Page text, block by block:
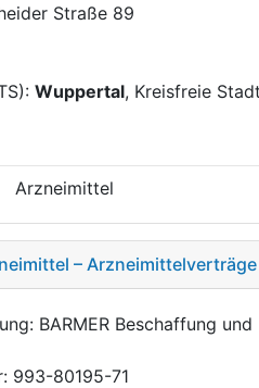
Straße 89
Wuppertal, Kreisfreie Stadt
Arzneimittel
–
BARMER Beschaffung und
993-80195-71